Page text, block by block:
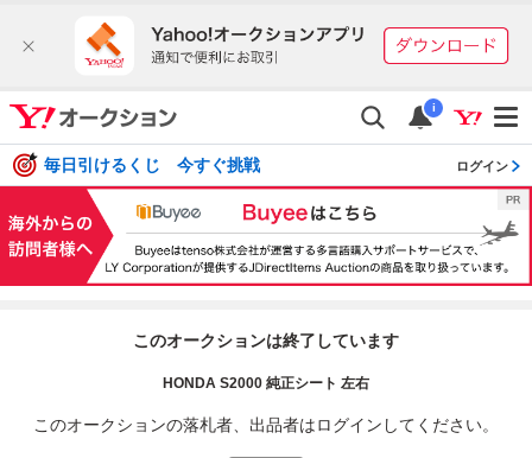
i
毎日引けるくじ 今すぐ挑戦 ログイン
このオークションは終了しています
HONDA S2000 純正シート 左右
このオークションの落札者、出品者はログインしてください。